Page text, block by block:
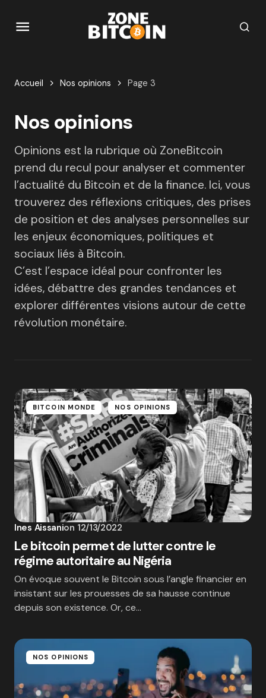
Accueil Nos opinions Page 3
Nos opinions
Opinions est la rubrique où ZoneBitcoin
prend du recul pour analyser et commenter
l’actualité du Bitcoin et de la finance. Ici, vous
trouverez des réflexions critiques, des prises
de position et des analyses personnelles sur
les enjeux économiques, politiques et
sociaux liés à Bitcoin.
C’est l’espace idéal pour confronter les
idées, débattre des grandes tendances et
explorer différentes visions autour de cette
révolution monétaire.
BITCOIN MONDE NOS OPINIONS
Ines Aissanion 12/13/2022
Le bitcoin permet de lutter contre le
régime autoritaire au Nigéria
On évoque souvent le Bitcoin sous l’angle financier en
insistant sur les prouesses de sa hausse continue
depuis son existence. Or, ce…
NOS OPINIONS